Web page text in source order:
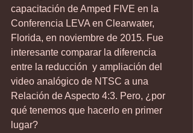
capacitación de Amped FIVE en la
Conferencia LEVA en Clearwater,
Florida, en noviembre de 2015. Fue
interesante comparar la diferencia
entre la reducción  y ampliación del
video analógico de NTSC a una
Relación de Aspecto 4:3. Pero, ¿por
qué tenemos que hacerlo en primer
lugar?